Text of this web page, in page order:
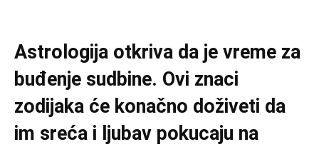
Astrologija otkriva da je vreme za
buđenje sudbine. Ovi znaci
zodijaka će konačno doživeti da
im sreća i ljubav pokucaju na